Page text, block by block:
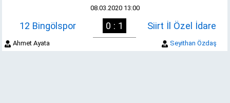
08.03.2020 13:00
12 Bingölspor 0 : 1 Siirt İl Özel İdare
Ahmet Ayata Seyithan Özdaş